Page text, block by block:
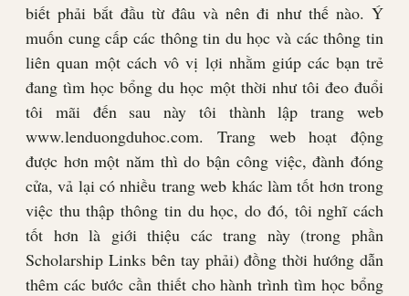
biết phải bắt đầu từ đâu và nên đi như thế nào. Ý
muốn cung cấp các thông tin du học và các thông tin
liên quan một cách vô vị lợi nhằm giúp các bạn trẻ
đang tìm học bổng du học một thời như tôi đeo đuổi
tôi mãi đến sau này tôi thành lập trang web
www.lenduongduhoc.com. Trang web hoạt động
được hơn một năm thì do bận công việc, đành đóng
cửa, vả lại có nhiều trang web khác làm tốt hơn trong
việc thu thập thông tin du học, do đó, tôi nghĩ cách
tốt hơn là giới thiệu các trang này (trong phần
Scholarship Links bên tay phải) đồng thời hướng dẫn
thêm các bước cần thiết cho hành trình tìm học bổng